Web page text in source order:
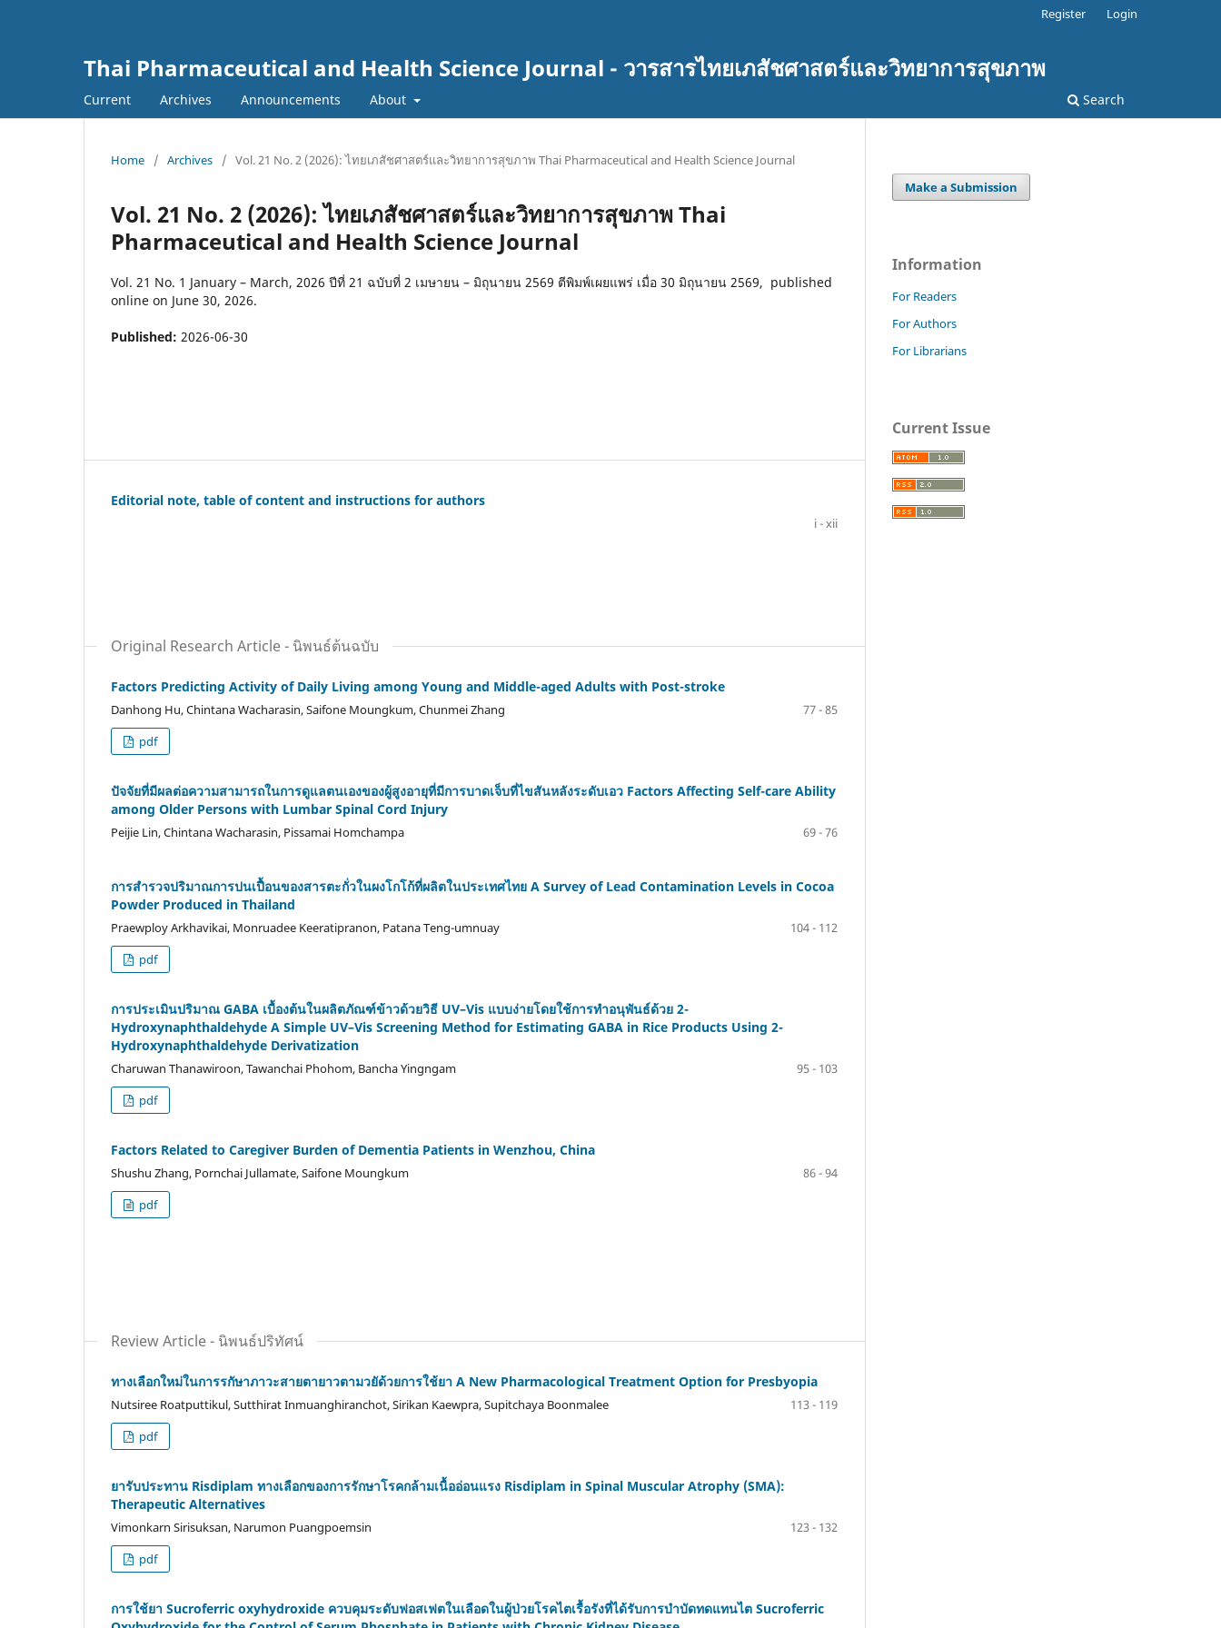
Thai Pharmaceutical and Health Science Journal - วารสารไทยเภสัชศาสตร์และวิทยาการสุขภาพ
Current Archives Announcements About Search
Register Login
Home / Archives / Vol. 21 No. 2 (2026): ไทยเภสัชศาสตร์และวิทยาการสุขภาพ Thai Pharmaceutical and Health Science Journal
Vol. 21 No. 2 (2026): ไทยเภสัชศาสตร์และวิทยาการสุขภาพ Thai
Pharmaceutical and Health Science Journal
Vol. 21 No. 1 January – March, 2026 ปีที่ 21 ฉบับที่ 2 เมษายน – มิถุนายน 2569 ตีพิมพ์เผยแพร่ เมื่อ 30 มิถุนายน 2569, published
online on June 30, 2026.
Published: 2026-06-30
Editorial note, table of content and instructions for authors
i - xii
Original Research Article - นิพนธ์ต้นฉบับ
Factors Predicting Activity of Daily Living among Young and Middle-aged Adults with Post-stroke
Danhong Hu, Chintana Wacharasin, Saifone Moungkum, Chunmei Zhang
77 - 85
pdf
ปัจจัยที่มีผลต่อความสามารถในการดูแลตนเองของผู้สูงอายุที่มีการบาดเจ็บที่ไขสันหลังระดับเอว Factors Affecting Self-care Ability
among Older Persons with Lumbar Spinal Cord Injury
Peijie Lin, Chintana Wacharasin, Pissamai Homchampa 69 - 76
การสำรวจปริมาณการปนเปื้อนของสารตะกั่วในผงโกโก้ที่ผลิตในประเทศไทย A Survey of Lead Contamination Levels in Cocoa
Powder Produced in Thailand
Praewploy Arkhavikai, Monruadee Keeratipranon, Patana Teng-umnuay
104 - 112
pdf
การประเมินปริมาณ GABA เบื้องต้นในผลิตภัณฑ์ข้าวด้วยวิธี UV–Vis แบบง่ายโดยใช้การทำอนุพันธ์ด้วย 2-
Hydroxynaphthaldehyde A Simple UV–Vis Screening Method for Estimating GABA in Rice Products Using 2-
Hydroxynaphthaldehyde Derivatization
Charuwan Thanawiroon, Tawanchai Phohom, Bancha Yingngam
95 - 103
pdf
Factors Related to Caregiver Burden of Dementia Patients in Wenzhou, China
Shushu Zhang, Pornchai Jullamate, Saifone Moungkum
86 - 94
pdf
Review Article - นิพนธ์ปริทัศน์
ทางเลือกใหม่ในการรกัษาภาวะสายตายาวตามวยัด้วยการใช้ยา A New Pharmacological Treatment Option for Presbyopia
Nutsiree Roatputtikul, Sutthirat Inmuanghiranchot, Sirikan Kaewpra, Supitchaya Boonmalee
113 - 119
pdf
ยารับประทาน Risdiplam ทางเลือกของการรักษาโรคกล้ามเนื้ออ่อนแรง Risdiplam in Spinal Muscular Atrophy (SMA):
Therapeutic Alternatives
Vimonkarn Sirisuksan, Narumon Puangpoemsin
123 - 132
pdf
การใช้ยา Sucroferric oxyhydroxide ควบคุมระดับฟอสเฟตในเลือดในผู้ป่วยโรคไตเรื้อรังที่ได้รับการบำบัดทดแทนไต Sucroferric
Make a Submission
Information
For Readers
For Authors
For Librarians
Current Issue